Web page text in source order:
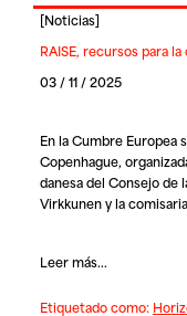
[Noticias]
RAISE, recursos para
03 / 11 / 2025
En la Cumbre Europea
Copenhague,
danesa del Consejo de
Virkkunen y la
Leer más...
Etiquetado como: